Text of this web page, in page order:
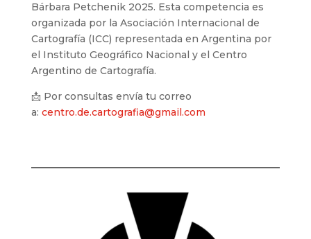
Bárbara Petchenik 2025. Esta competencia es
organizada por la Asociación Internacional de
Cartografía (ICC) representada en Argentina por
el Instituto Geográfico Nacional y el Centro
Argentino de Cartografía.
📩 Por consultas envía tu correo
a: centro.de.cartografia@gmail.com